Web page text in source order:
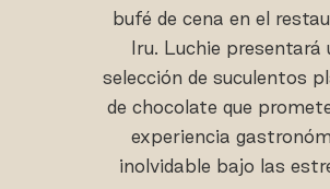
bufé de cena en el
Iru. Luchie presentará
selección de suculentos
de chocolate que
experiencia
inolvidable bajo las